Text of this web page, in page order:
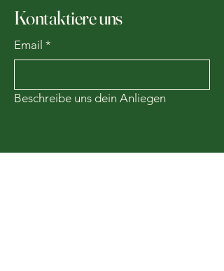
Kontaktiere uns
Email *
Beschreibe uns dein Anliegen